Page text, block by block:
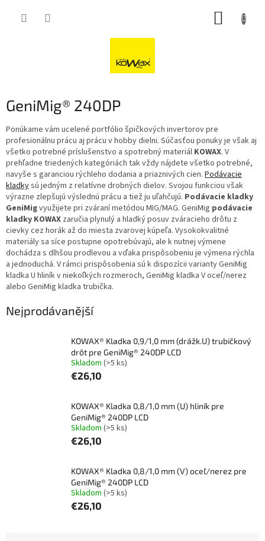
GeniMig® 240DP
Ponúkame vám ucelené portfólio špičkových invertorov pre
profesionálnu prácu aj prácu v hobby dielni. Súčasťou ponuky je však aj
všetko potrebné príslušenstvo a spotrebný materiál KOWAX. V
prehľadne triedených kategóriách tak vždy nájdete všetko potrebné,
navyše s garanciou rýchleho dodania a priaznivých cien. Podávacie
kladkysú jedným z relatívne drobných dielov. Svojou funkciou však
výrazne zlepšujú výslednú prácu a tiež ju uľahčujú. Podávacie kladky
GeniMigvyužijete pri zváraní metódou MIG/MAG. GeniMig podávacie
kladky KOWAX zaručia plynulý a hladký posuv zváracieho drôtu z
cievky cez horák až do miesta zvarovej kúpeľa. Vysokokvalitné
materiály sa síce postupne opotrebúvajú, ale k nutnej výmene
dochádza s dlhšou prodlevou a vďaka prispôsobeniu je výmena rýchla
a jednoduchá. V rámci prispôsobenia sú k dispozícii varianty GeniMig
kladka U hliník v niekoľkých rozmeroch, GeniMig kladka V oceľ/nerez
alebo GeniMig kladka trubička.
Nejprodávanější
KOWAX® Kladka 0,9/1,0 mm (drážk.U) trubičkový
drôt pre GeniMig® 240DP LCD
Skladom (>5 ks)
€26,10
KOWAX® Kladka 0,8/1,0 mm (U) hliník pre
GeniMig® 240DP LCD
Skladom (>5 ks)
€26,10
KOWAX® Kladka 0,8/1,0 mm (V) oceľ/nerez pre
GeniMig® 240DP LCD
Skladom (>5 ks)
€26,10